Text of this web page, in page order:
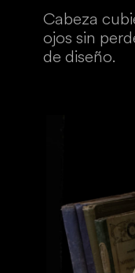
Cabeza
ojos sin
de diseño.